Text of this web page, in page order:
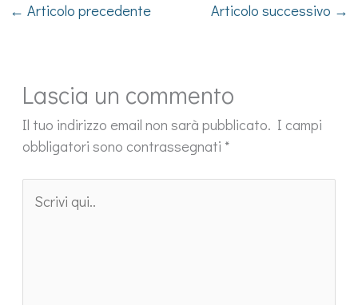
← Articolo precedente Articolo successivo →
Lascia un commento
Il tuo indirizzo email non sarà pubblicato. I campi
obbligatori sono contrassegnati *
qui..